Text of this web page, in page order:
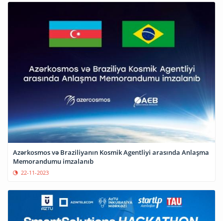
Azərkosmos və Braziliyanın Kosmik Agentliyi arasında Anlaşma
Memorandumu imzalanıb
22-11-2023